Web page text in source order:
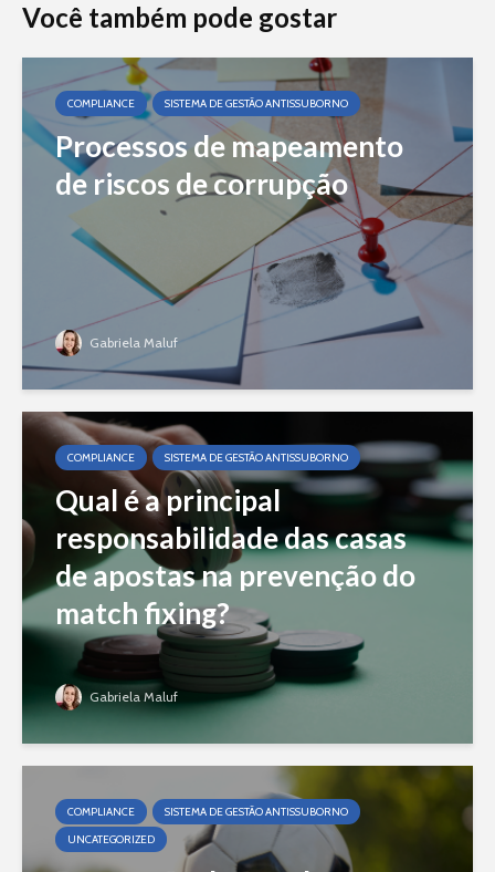
Você também pode gostar
COMPLIANCE SISTEMA DE GESTÃO ANTISSUBORNO
Processos de mapeamento
de riscos de corrupção
Gabriela Maluf
COMPLIANCE SISTEMA DE GESTÃO ANTISSUBORNO
Qual é a principal
responsabilidade das casas
de apostas na prevenção do
match fixing?
Gabriela Maluf
COMPLIANCE
SISTEMA DE GESTÃO ANTISSUBORNO
UNCATEGORIZED